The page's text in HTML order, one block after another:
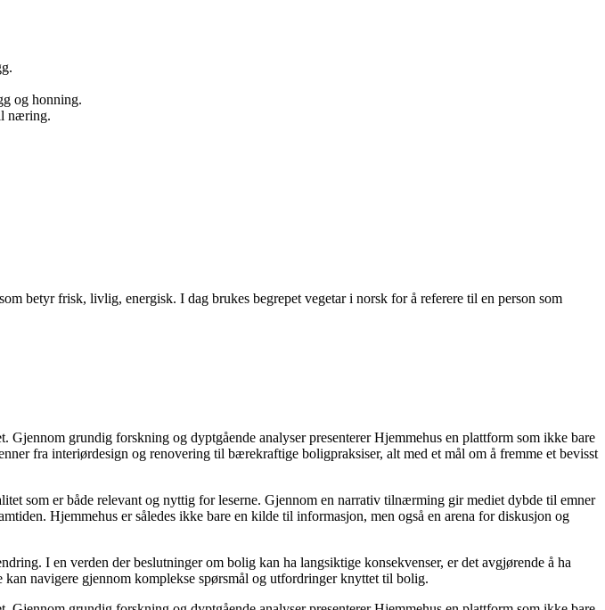
og honning.
næring.
betyr frisk, livlig, energisk. I dag brukes begrepet vegetar i norsk for å referere til en person som
grundig forskning og dyptgående analyser presenterer Hjemmehus en plattform som ikke bare
fra interiørdesign og renovering til bærekraftige boligpraksiser, alt med et mål om å fremme et bevisst
som er både relevant og nyttig for leserne. Gjennom en narrativ tilnærming gir mediet dybde til emner
Hjemmehus er således ikke bare en kilde til informasjon, men også en arena for diskusjon og
I en verden der beslutninger om bolig kan ha langsiktige konsekvenser, er det avgjørende å ha
navigere gjennom komplekse spørsmål og utfordringer knyttet til bolig.